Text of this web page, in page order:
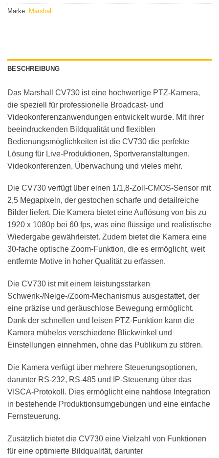
Marke: Marshall
BESCHREIBUNG
Das Marshall CV730 ist eine hochwertige PTZ-Kamera,
die speziell für professionelle Broadcast- und
Videokonferenzanwendungen entwickelt wurde. Mit ihrer
beeindruckenden Bildqualität und flexiblen
Bedienungsmöglichkeiten ist die CV730 die perfekte
Lösung für Live-Produktionen, Sportveranstaltungen,
Videokonferenzen, Überwachung und vieles mehr.
Die CV730 verfügt über einen 1/1,8-Zoll-CMOS-Sensor mit
2,5 Megapixeln, der gestochen scharfe und detailreiche
Bilder liefert. Die Kamera bietet eine Auflösung von bis zu
1920 x 1080p bei 60 fps, was eine flüssige und realistische
Wiedergabe gewährleistet. Zudem bietet die Kamera eine
30-fache optische Zoom-Funktion, die es ermöglicht, weit
entfernte Motive in hoher Qualität zu erfassen.
Die CV730 ist mit einem leistungsstarken
Schwenk-/Neige-/Zoom-Mechanismus ausgestattet, der
eine präzise und geräuschlose Bewegung ermöglicht.
Dank der schnellen und leisen PTZ-Funktion kann die
Kamera mühelos verschiedene Blickwinkel und
Einstellungen einnehmen, ohne das Publikum zu stören.
Die Kamera verfügt über mehrere Steuerungsoptionen,
darunter RS-232, RS-485 und IP-Steuerung über das
VISCA-Protokoll. Dies ermöglicht eine nahtlose Integration
in bestehende Produktionsumgebungen und eine einfache
Fernsteuerung.
Zusätzlich bietet die CV730 eine Vielzahl von Funktionen
für eine optimierte Bildqualität, darunter